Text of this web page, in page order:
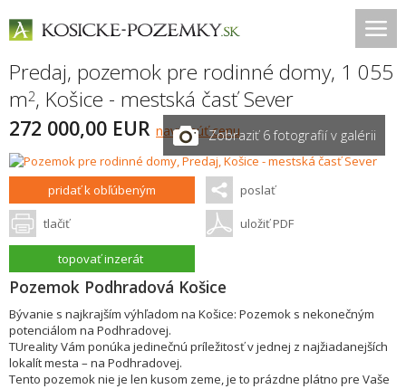
Predaj, pozemok pre rodinné domy, 1 055
m2, Košice - mestská časť Sever
272 000,00 EUR navrhnúť cenuZobraziť 6 fotografií v galérii
pridať k obľúbeným poslať
tlačiť uložiť PDF
topovať inzerát
Pozemok Podhradová Košice
Bývanie s najkrajším výhľadom na Košice: Pozemok s nekonečným
potenciálom na Podhradovej.
TUreality Vám ponúka jedinečnú príležitosť v jednej z najžiadanejších
lokalít mesta – na Podhradovej.
Tento pozemok nie je len kusom zeme, je to prázdne plátno pre Vaše